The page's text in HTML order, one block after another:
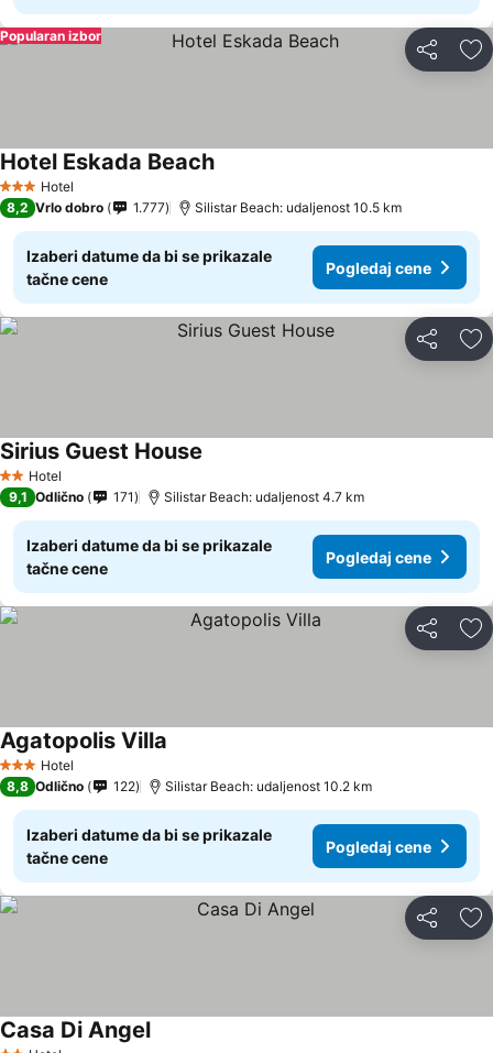
Deli
Popularan izbor
3 Zvezdice
Hotel
Hotel Eskada Beach
8,2 Vrlo dobro 1.777 Silistar Beach: udaljenost 10.5 km
Izaberi datume da bi se prikazale
tačne cene
Pogledaj cene
Deli
2 Zvezdice
Hotel
Sirius Guest House
9,1 Odlično 171 Silistar Beach: udaljenost 4.7 km
Izaberi datume da bi se prikazale
tačne cene
Pogledaj cene
Deli
3 Zvezdice
Hotel
Agatopolis Villa
8,8 Odlično 122 Silistar Beach: udaljenost 10.2 km
Izaberi datume da bi se prikazale
tačne cene
Pogledaj cene
Deli
Casa Di Angel